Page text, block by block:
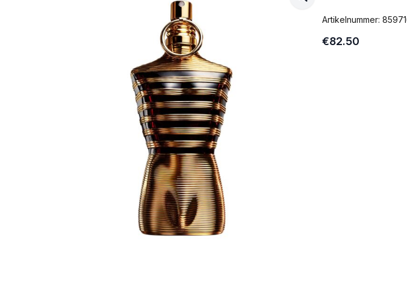
Artikelnummer:
€82.50